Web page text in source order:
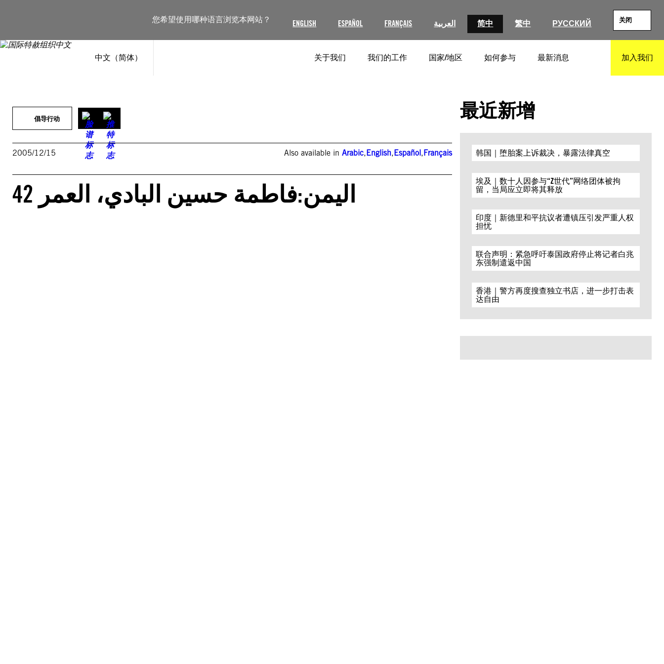
您希望使用哪种语言浏览本网站？ ENGLISH ESPAÑOL FRANÇAIS العربية 简中 繁中 РУССКИЙ 关闭
中文（简体） 关于我们 我们的工作 国家/地区 如何参与 最新消息 加入我们
倡导行动
2005/12/15 Also available inArabic,English,Español,Français
اليمن:فاطمة حسين البادي، العمر 42
最近新增
韩国｜堕胎案上诉裁决，暴露法律真空
埃及｜数十人因参与“Z世代”网络团体被拘
留，当局应立即将其释放
印度｜新德里和平抗议者遭镇压引发严重人权
担忧
联合声明：紧急呼吁泰国政府停止将记者白兆
东强制遣返中国
香港｜警方再度搜查独立书店，进一步打击表
达自由